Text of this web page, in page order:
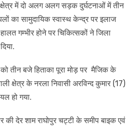
में दो अलग अलग सड़क दुर्घटनाओं में तीन
का सामुदायिक स्वास्थ केन्द्र पर इलाज
गम्भीर होने पर चिकित्सकों ने जिला
को तीन बजे हिताका पूरा मोड़ पर मैजिक के
क्षेत्र के नरला निवासी अरविन्द कुमार (17)
हो गया.
की देर शाम राघोपुर चट्टी के समीप बाइक एवं